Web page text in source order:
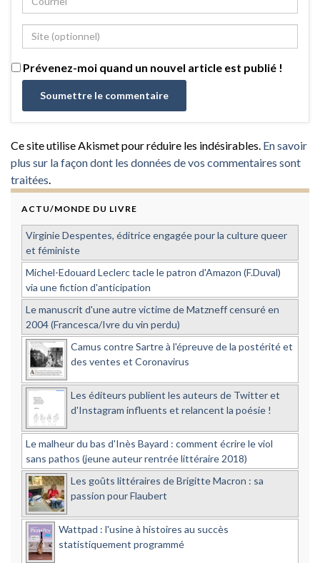
Prévenez-moi quand un nouvel article est publié !
Ce site utilise Akismet pour réduire les indésirables. En savoir
plus sur la façon dont les données de vos commentaires sont
traitées
ACTU/MONDE DU LIVRE
Virginie Despentes, éditrice engagée pour la culture queer
et féministe
Michel-Edouard Leclerc tacle le patron d'Amazon (F.Duval)
via une fiction d'anticipation
Le manuscrit d'une autre victime de Matzneff censuré en
2004 (Francesca/Ivre du vin perdu)
Camus contre Sartre à l'épreuve de la postérité et
des ventes et Coronavirus
Les éditeurs publient les auteurs de Twitter et
d'Instagram influents et relancent la poésie !
Le malheur du bas d'Inès Bayard : comment écrire le viol
sans pathos (jeune auteur rentrée littéraire 2018)
Les goûts littéraires de Brigitte Macron : sa
passion pour Flaubert
Wattpad : l'usine à histoires au succès
statistiquement programmé